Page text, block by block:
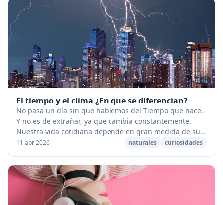
El tiempo y el clima ¿En que se diferencian?
No pasa un día sin que hablemos del Tiempo que hace.
Y no es de extrañar, ya que cambia constantemente.
Nuestra vida cotidiana depende en gran medida de sus
variaciones ¿Qué entendemos por tiempo? Baj...
11 abr 2026 naturales curiosidades